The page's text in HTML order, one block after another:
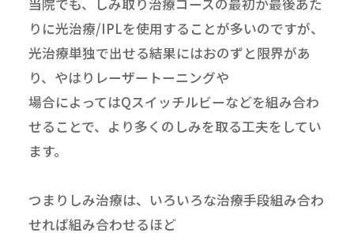
当院でも、しみ取り治療コースの最初か最後あた
りに光治療/IPLを使用することが多いのですが、
光治療単独で出せる結果にはおのずと限界があ
り、やはりレーザートーニングや
場合によってはQスイッチルビーなどを組み合わ
せることで、より多くのしみを取る工夫をしてい
ます。
つまりしみ治療は、いろいろな治療手段組み合わ
せれば組み合わせるほど